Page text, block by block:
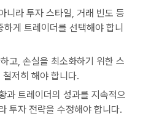
니라 투자 스타일, 거래 빈도 등
게 트레이더를 선택해야 합니
고, 손실을 최소화하기 위한 스
저히 해야 합니다.
과 트레이더의 성과를 지속적으
투자 전략을 수정해야 합니다.